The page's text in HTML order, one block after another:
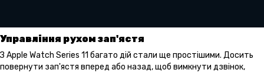
Управління рухом зап'ястя
З Apple Watch Series 11 багато дій стали ще простішими. Досить
повернути зап'ястя вперед або назад, щоб вимкнути дзвінок,